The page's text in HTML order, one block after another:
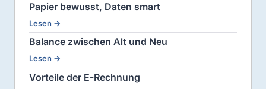
Papier bewusst, Daten smart
Lesen →
Balance zwischen Alt und Neu
Lesen →
Vorteile der E-Rechnung